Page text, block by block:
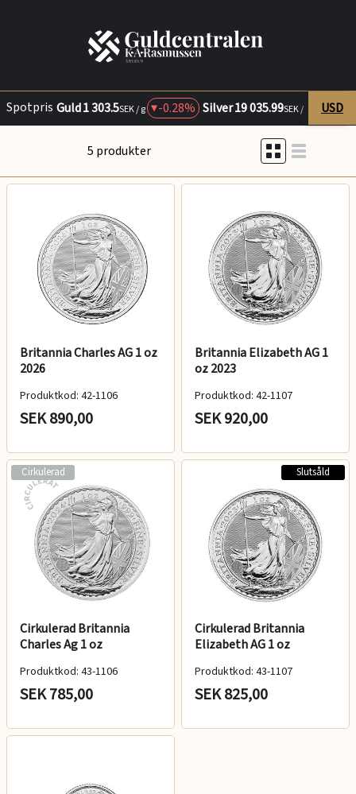
Spotpris Guld1 303.5SEK / g -0.28% Silver19 035.99SEK / kg +
USD
5 produkter
Britannia Charles AG 1 oz
2026
Produktkod: 42-1106
SEK 890,00
Britannia Elizabeth AG 1
oz 2023
Produktkod: 42-1107
SEK 920,00
Cirkulerad
Cirkulerad Britannia
Charles Ag 1 oz
Produktkod: 43-1106
SEK 785,00
Slutsåld
Cirkulerad Britannia
Elizabeth AG 1 oz
Produktkod: 43-1107
SEK 825,00